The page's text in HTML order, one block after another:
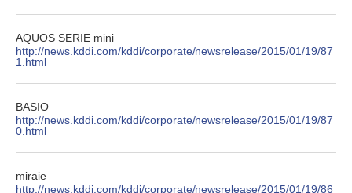
AQUOS SERIE mini
http://news.kddi.com/kddi/corporate/newsrelease/2015/01/19/87
1.html
BASIO
http://news.kddi.com/kddi/corporate/newsrelease/2015/01/19/87
0.html
miraie
http://news.kddi.com/kddi/corporate/newsrelease/2015/01/19/86